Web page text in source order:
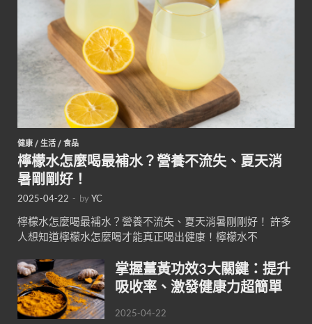
健康 / 生活 / 食品
檸檬水怎麼喝最補水？營養不流失、夏天消
暑剛剛好！
2025-04-22 - byYC
檸檬水怎麼喝最補水？營養不流失、夏天消暑剛剛好！ 許多
人想知道檸檬水怎麼喝才能真正喝出健康！檸檬水不
掌握薑黃功效3大關鍵：提升
吸收率、激發健康力超簡單
2025-04-22